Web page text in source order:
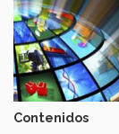
Contenidos